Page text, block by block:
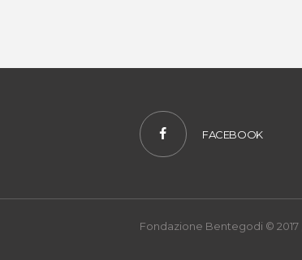
FACEBOOK
Fondazione Bentegodi © 2017